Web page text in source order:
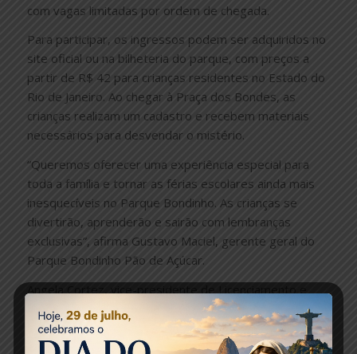
com vagas limitadas por ordem de chegada.
Para participar, os ingressos podem ser adquiridos no
site oficial ou na bilheteria do parque, com preços a
partir de R$ 42 para crianças residentes no Estado do
Rio de Janeiro. Ao chegar à Praça dos Bondes, as
crianças realizam um cadastro e recebem materiais
necessários para desvendar o mistério.
“Queremos oferecer uma experiência especial para
toda a família e tornar as férias escolares ainda mais
inesquecíveis no Parque Bondinho. As crianças se
divertirão, aprenderão e sairão com lembranças
exclusivas”, afirma Gustavo Maciel, gerente geral do
Parque Bondinho Pão de Açúcar.
Varejo da Miraculous Corp., complementa: “Essa
experiência ao vivo permite que as crianças entrem
nas histórias que adoram, interajam com seus